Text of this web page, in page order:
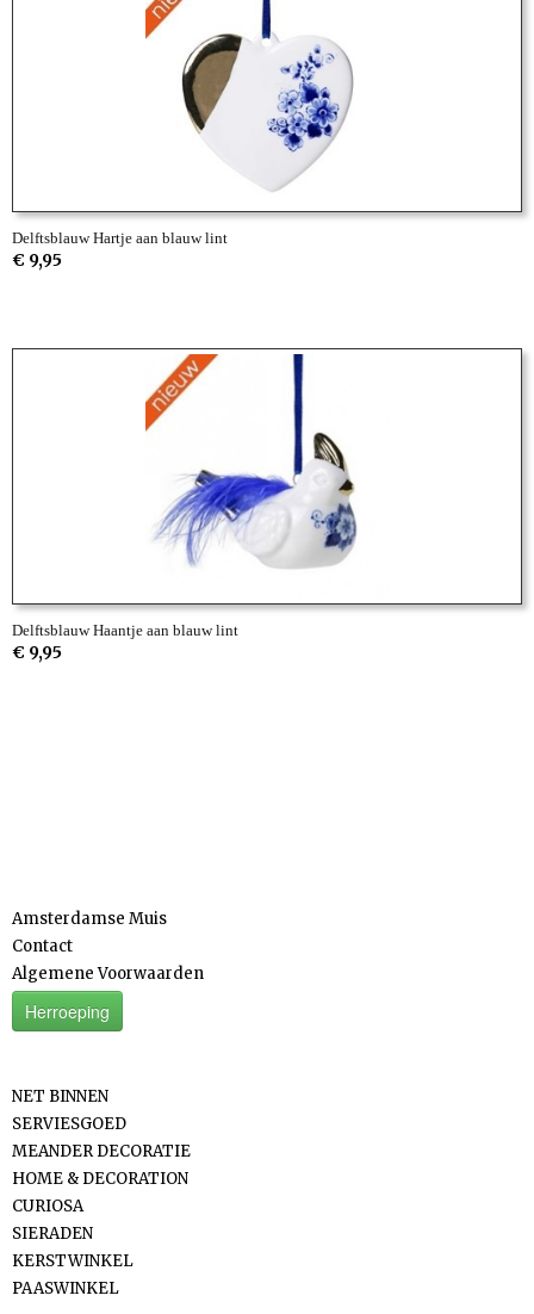
Delftsblauw Hartje aan blauw lint
€ 9,95
Delftsblauw Haantje aan blauw lint
€ 9,95
Amsterdamse Muis
Contact
Algemene Voorwaarden
Herroeping
NET BINNEN
SERVIESGOED
MEANDER DECORATIE
HOME & DECORATION
CURIOSA
SIERADEN
KERSTWINKEL
PAASWINKEL